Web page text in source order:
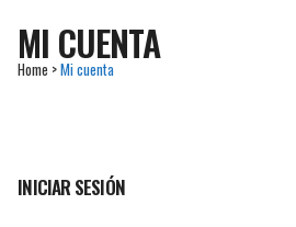
MI CUENTA
Home >Mi cuenta
INICIAR SESIÓN